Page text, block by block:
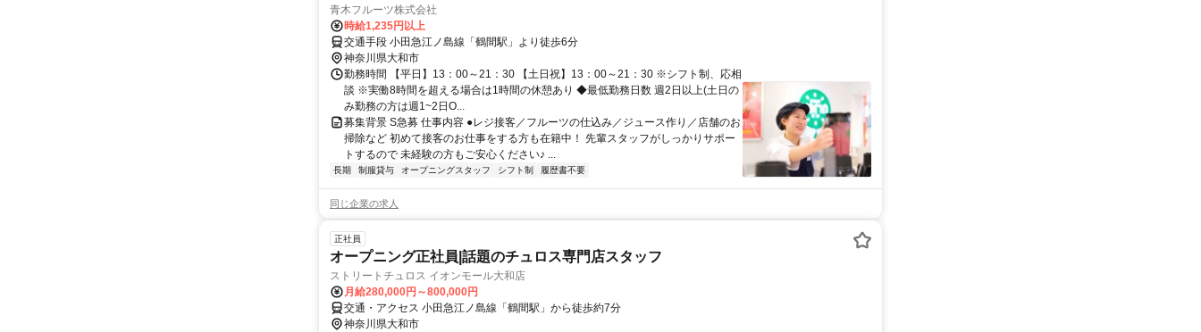
青木フルーツ株式会社
時給1,235円以上
交通手段 小田急江ノ島線「鶴間駅」より徒歩6分
神奈川県大和市
勤務時間 【平日】13：00～21：30 【土日祝】13：00～21：30 ※シフト制、応相
談 ※実働8時間を超える場合は1時間の休憩あり ◆最低勤務日数 週2日以上(土日の
み勤務の方は週1~2日O...
募集背景 S急募 仕事内容 ●レジ接客／フルーツの仕込み／ジュース作り／店舗のお
掃除など 初めて接客のお仕事をする方も在籍中！ 先輩スタッフがしっかりサポー
トするので 未経験の方もご安心ください♪ ...
長期 制服貸与 オープニングスタッフ シフト制 履歴書不要
同じ企業の求人
正社員
オープニング正社員|話題のチュロス専門店スタッフ
ストリートチュロス イオンモール大和店
月給280,000円～800,000円
交通・アクセス 小田急江ノ島線「鶴間駅」から徒歩約7分
神奈川県大和市